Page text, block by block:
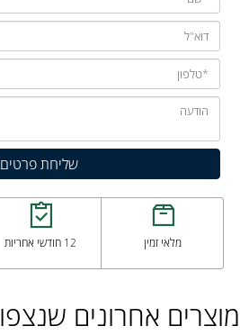
מלאי זמין 12 חודשי אחריות
מוצרים אחרונים שנצפו